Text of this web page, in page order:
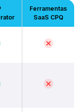
Ferramentas
SaaS CPQ